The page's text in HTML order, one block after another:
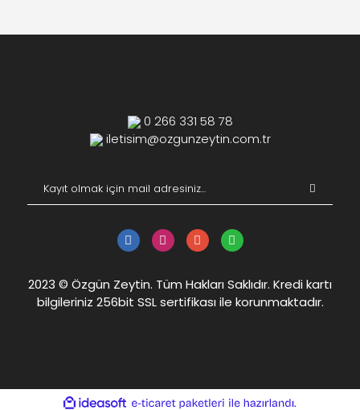
0 266 331 58 78
iletisim@ozgunzeytin.com.tr
2023 © Özgün Zeytin. Tüm Hakları Saklıdır. Kredi kartı
bilgileriniz 256bit SSL sertifikası ile korunmaktadır.
ideasoft e-